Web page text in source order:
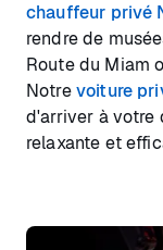
chauffeur privé
rendre de
Route du Miam
Notrevoiture
d'arriver à votre
relaxante et